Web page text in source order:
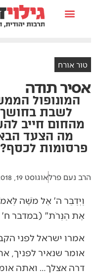
טור אורח
אסיר תודה
המונופול
לשבת בחושך
מהחום חייב
מה הצעד
פרסומות
הרב נעם פרלאוגוסט 19, 2018
וַיְדַבֵּר ה' אֶל מֹשֶׁה
אֶת הַנֵּרֹת" (במדבר
אמרו ישראל לפני
אומר שנאיר לפניך,
דרה אצלך… ואתה